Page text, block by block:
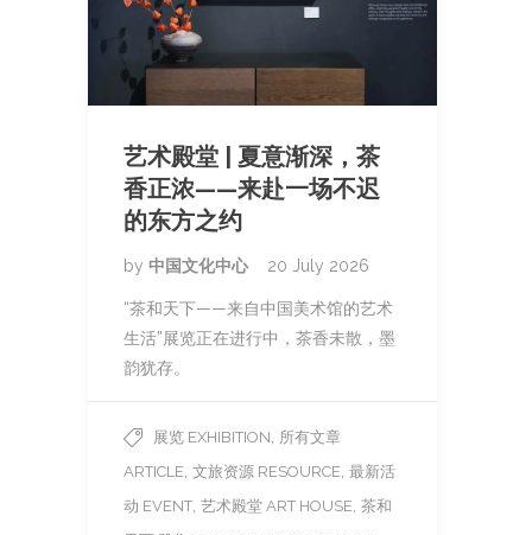
艺术殿堂 | 夏意渐深，茶
香正浓——来赴一场不迟
的东方之约
by 中国文化中心 20 July 2026
“茶和天下——来自中国美术馆的艺术
生活”展览正在进行中，茶香未散，墨
韵犹存。
展览 EXHIBITION, 所有文章
ARTICLE, 文旅资源 RESOURCE, 最新活
动 EVENT, 艺术殿堂 ART HOUSE, 茶和